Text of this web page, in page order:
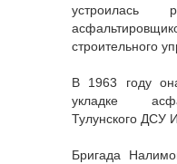
устроилась
строительного
В 1963 году
укладке
Тулунского ДСУ
Бригада